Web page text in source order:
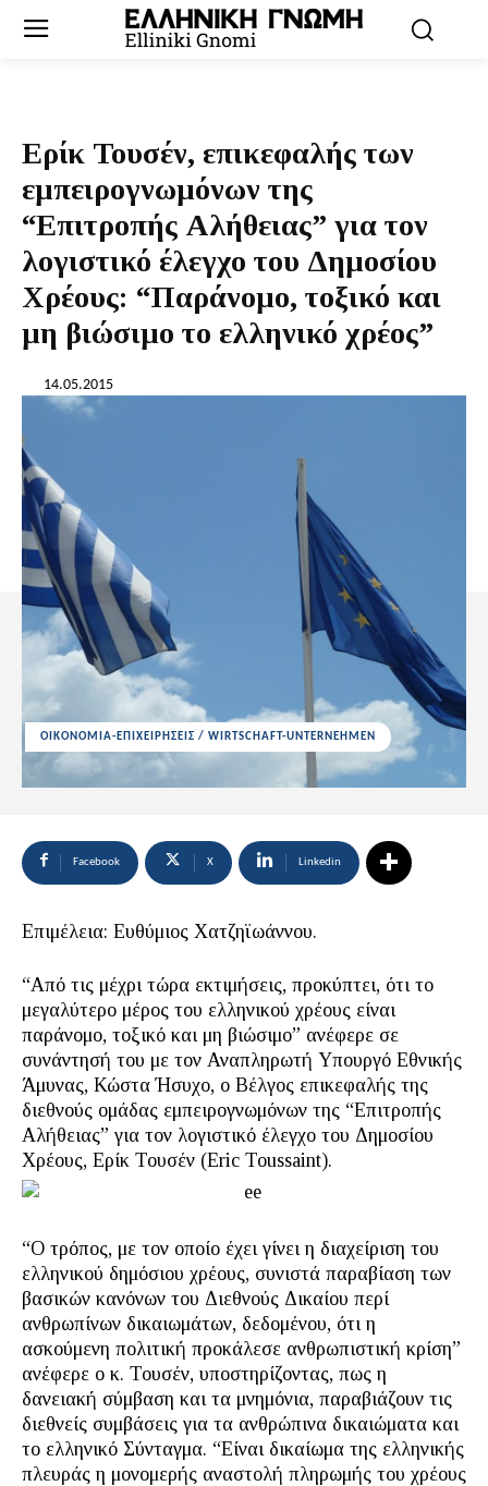
Ερίκ Τουσέν, επικεφαλής των
εμπειρογνωμόνων της
“Επιτροπής Αλήθειας” για τον
λογιστικό έλεγχο του Δημοσίου
Χρέους: “Παράνομο, τοξικό και
μη βιώσιμο το ελληνικό χρέος”
14.05.2015
ΟΙΚΟΝΟΜΙΑ-ΕΠΙΧΕΙΡΗΣΕΙΣ / WIRTSCHAFT-UNTERNEHMEN
Facebook X Linkedin
Επιμέλεια: Ευθύμιος Χατζηϊωάννου.
“Από τις μέχρι τώρα εκτιμήσεις, προκύπτει, ότι το
μεγαλύτερο μέρος του ελληνικού χρέους είναι
παράνομο, τοξικό και μη βιώσιμο” ανέφερε σε
συνάντησή του με τον Αναπληρωτή Υπουργό Εθνικής
Άμυνας, Κώστα Ήσυχο, ο Βέλγος επικεφαλής της
διεθνούς ομάδας εμπειρογνωμόνων της “Επιτροπής
Αλήθειας” για τον λογιστικό έλεγχο του Δημοσίου
Χρέους, Ερίκ Τουσέν (Eric Toussaint).
“Ο τρόπος, με τον οποίο έχει γίνει η διαχείριση του
ελληνικού δημόσιου χρέους, συνιστά παραβίαση των
βασικών κανόνων του Διεθνούς Δικαίου περί
ανθρωπίνων δικαιωμάτων, δεδομένου, ότι η
ασκούμενη πολιτική προκάλεσε ανθρωπιστική κρίση”
ανέφερε ο κ. Τουσέν, υποστηρίζοντας, πως η
δανειακή σύμβαση και τα μνημόνια, παραβιάζουν τις
διεθνείς συμβάσεις για τα ανθρώπινα δικαιώματα και
το ελληνικό Σύνταγμα. “Είναι δικαίωμα της ελληνικής
πλευράς η μονομερής αναστολή πληρωμής του χρέους